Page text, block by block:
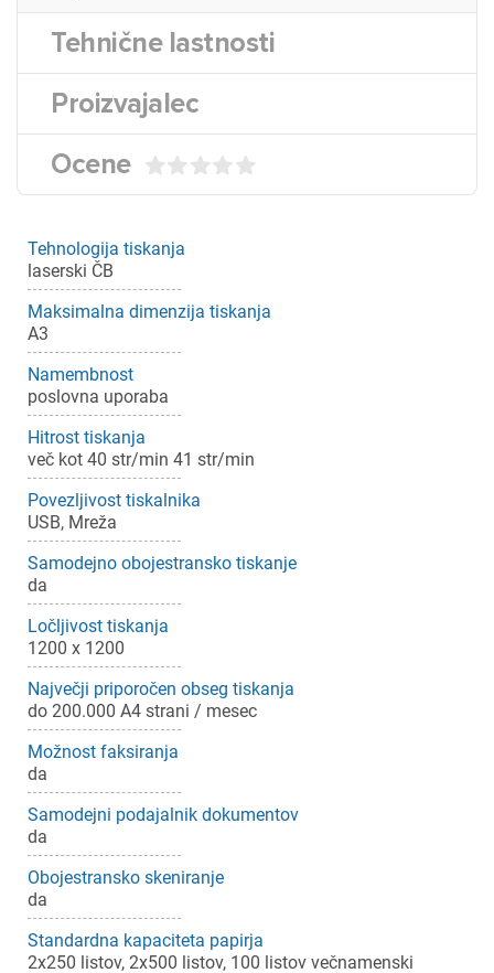
Tehnične lastnosti
Proizvajalec
Ocene
Tehnologija tiskanja
laserski ČB
Maksimalna dimenzija tiskanja
A3
Namembnost
poslovna uporaba
Hitrost tiskanja
več kot 40 str/min 41 str/min
Povezljivost tiskalnika
USB, Mreža
Samodejno obojestransko tiskanje
da
Ločljivost tiskanja
1200 x 1200
Največji priporočen obseg tiskanja
do 200.000 A4 strani / mesec
Možnost faksiranja
da
Samodejni podajalnik dokumentov
da
Obojestransko skeniranje
da
Standardna kapaciteta papirja
2x250 listov, 2x500 listov, 100 listov večnamenski